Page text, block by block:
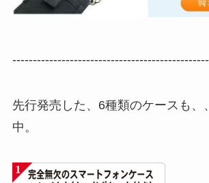
先行発売した、6種類のケースも、
中。